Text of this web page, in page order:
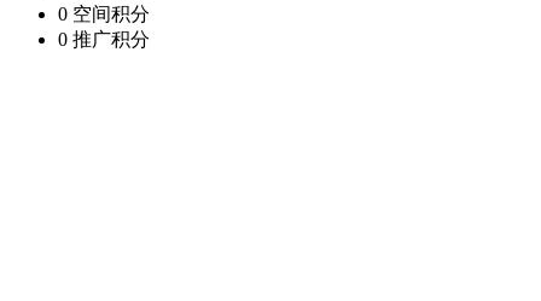
0 空间积分
0 推广积分